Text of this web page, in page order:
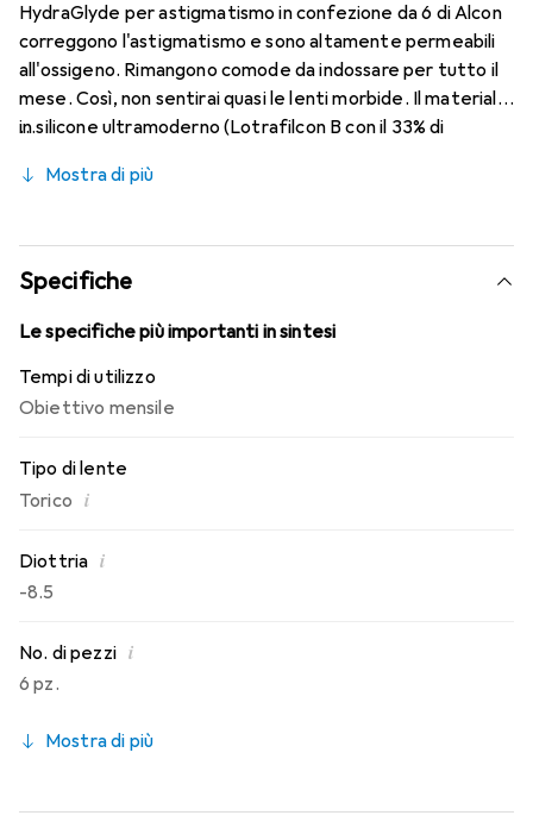
HydraGlyde per astigmatismo in confezione da 6 di Alcon
correggono l'astigmatismo e sono altamente permeabili
all'ossigeno. Rimangono comode da indossare per tutto il
mese. Così, non sentirai quasi le lenti morbide. Il materiale
in silicone ultramoderno (Lotrafilcon B con il 33% di
HydraGlyde Moisture Matrix e la nota tecnologia
indossabilità che conosci. Comfort e assenza di fastidi per
tutto il giorno con queste lenti mensili.
Mostra di più
Specifiche
Le specifiche più importanti in sintesi
Tempi di utilizzo
Obiettivo mensile
Tipo di lente
Torico i
Diottria i
-8.5
No. di pezzi i
6 pz.
Mostra di più